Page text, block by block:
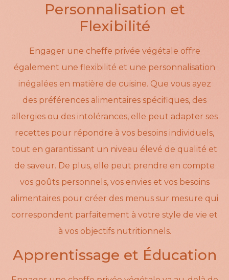
Personnalisation et
Flexibilité
Engager une cheffe privée végétale offre
également une flexibilité et une personnalisation
inégalées en matière de cuisine. Que vous ayez
des préférences alimentaires spécifiques, des
allergies ou des intolérances, elle peut adapter ses
recettes pour répondre à vos besoins individuels,
tout en garantissant un niveau élevé de qualité et
de saveur. De plus, elle peut prendre en compte
vos goûts personnels, vos envies et vos besoins
alimentaires pour créer des menus sur mesure qui
correspondent parfaitement à votre style de vie et
à vos objectifs nutritionnels.
Apprentissage et Éducation